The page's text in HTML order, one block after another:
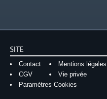
SITE
Contact
Mentions légales
CGV
Vie privée
Paramètres Cookies